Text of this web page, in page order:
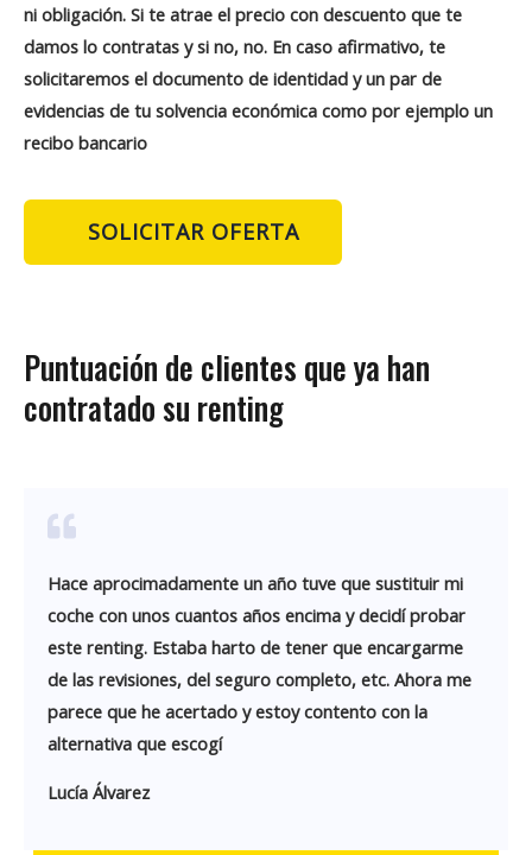
ni obligación. Si te atrae el precio con descuento que te
damos lo contratas y si no, no. En caso afirmativo, te
solicitaremos el documento de identidad y un par de
evidencias de tu solvencia económica como por ejemplo un
recibo bancario
SOLICITAR OFERTA
Puntuación de clientes que ya han
contratado su renting
Hace aprocimadamente un año tuve que sustituir mi
coche con unos cuantos años encima y decidí probar
este renting. Estaba harto de tener que encargarme
de las revisiones, del seguro completo, etc. Ahora me
parece que he acertado y estoy contento con la
alternativa que escogí
Lucía Álvarez